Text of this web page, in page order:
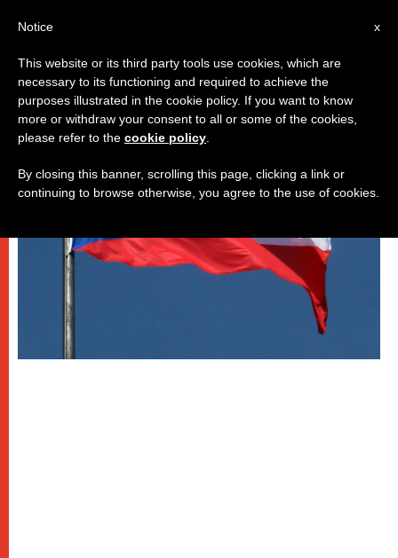
DICASTERI
x
Notice
This website or its third party tools use cookies, which are
necessary to its functioning and required to achieve the
purposes illustrated in the cookie policy. If you want to know
more or withdraw your consent to all or some of the cookies,
please refer to the cookie policy
By closing this banner, scrolling this page, clicking a link or
continuing to browse otherwise, you agree to the use of cookies.